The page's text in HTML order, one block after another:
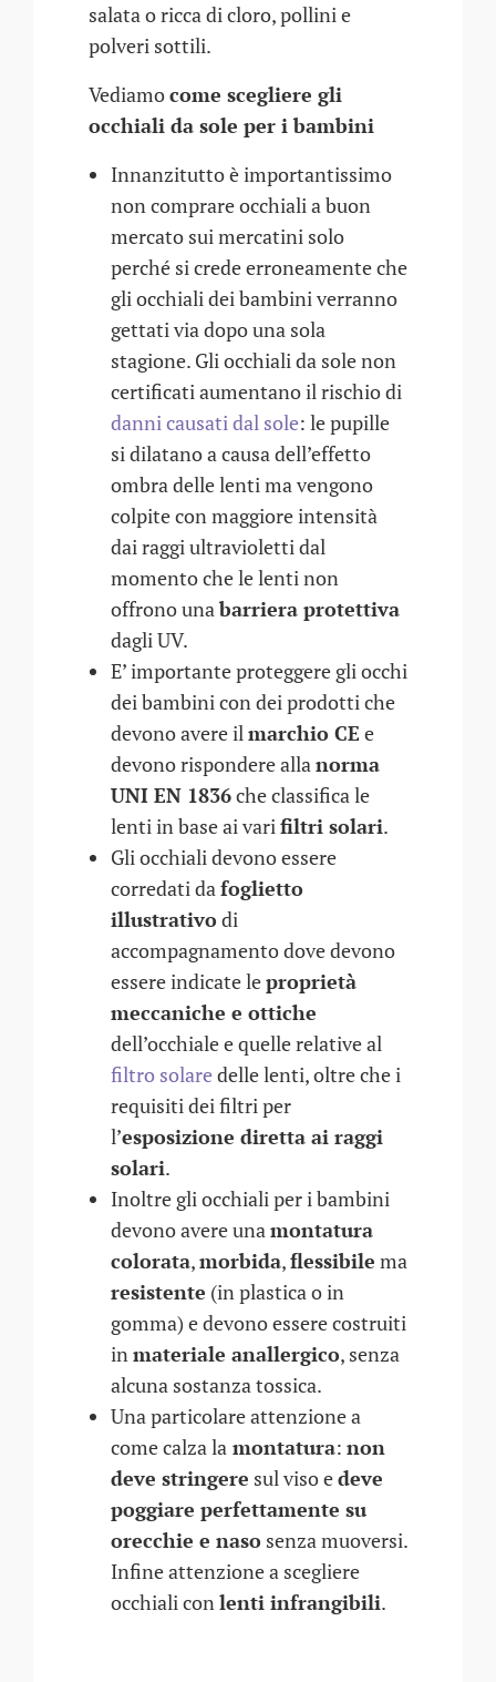
salata o ricca di cloro, pollini e
polveri sottili.
Vediamocome scegliere gli
occhiali da sole per i bambini
Innanzitutto è importantissimo
non comprare occhiali a buon
mercato sui mercatini solo
perché si crede erroneamente che
gli occhiali dei bambini verranno
gettati via dopo una sola
stagione. Gli occhiali da sole non
certificati aumentano il rischio di
danni causati dal sole: le pupille
si dilatano a causa dell’effetto
ombra delle lenti ma vengono
colpite con maggiore intensità
dai raggi ultravioletti dal
momento che le lenti non
offrono unabarriera protettiva
dagli UV.
E’ importante proteggere gli occhi
dei bambini con dei prodotti che
devono avere ilmarchio CE e
devono rispondere allanorma
UNI EN 1836che classifica le
lenti in base ai varifiltri solari.
Gli occhiali devono essere
corredati dafoglietto
illustrativodi
accompagnamento dove devono
essere indicate leproprietà
meccaniche e ottiche
dell’occhiale e quelle relative al
filtro solaredelle lenti, oltre che i
requisiti dei filtri per
l’esposizione diretta ai raggi
solari.
Inoltre gli occhiali per i bambini
devono avere unamontatura
colorata,morbida,flessibile ma
resistente (in plastica o in
gomma) e devono essere costruiti
inmateriale anallergico, senza
alcuna sostanza tossica.
Una particolare attenzione a
come calza la montatura: non
deve stringere sul viso edeve
poggiare perfettamente su
orecchie e naso senza muoversi.
Infine attenzione a scegliere
occhiali conlenti infrangibili.